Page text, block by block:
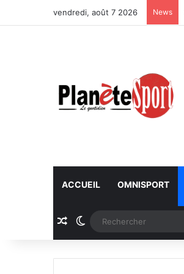
vendredi, août 7 2026 News
ACCUEIL OMNISPORT
Article Aléatoire
Switch skin